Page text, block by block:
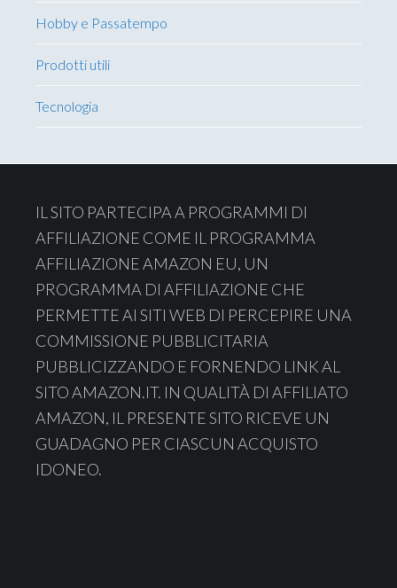
Hobby e Passatempo
Prodotti utili
Tecnologia
IL SITO PARTECIPA A PROGRAMMI DI
AFFILIAZIONE COME IL PROGRAMMA
AFFILIAZIONE AMAZON EU, UN
PROGRAMMA DI AFFILIAZIONE CHE
PERMETTE AI SITI WEB DI PERCEPIRE UNA
COMMISSIONE PUBBLICITARIA
PUBBLICIZZANDO E FORNENDO LINK AL
SITO AMAZON.IT. IN QUALITÀ DI AFFILIATO
AMAZON, IL PRESENTE SITO RICEVE UN
GUADAGNO PER CIASCUN ACQUISTO
IDONEO.